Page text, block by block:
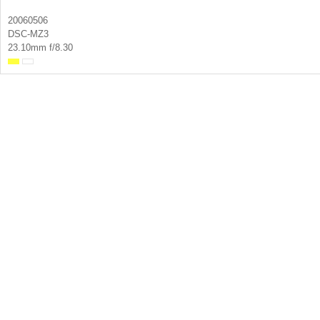
20060506
DSC-MZ3
23.10mm f/8.30